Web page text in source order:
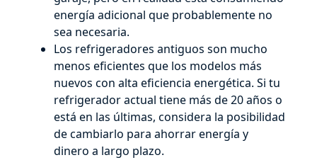
energía adicional que probablemente no
sea necesaria.
Los refrigeradores antiguos son mucho
menos eficientes que los modelos más
nuevos con alta eficiencia energética. Si tu
refrigerador actual tiene más de 20 años o
está en las últimas, considera la posibilidad
de cambiarlo para ahorrar energía y
dinero a largo plazo.